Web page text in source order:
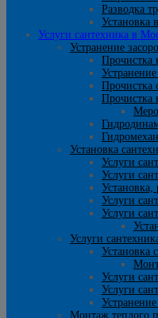
Разводка
Установка
Услуги сантехника в
Устранение
Прочистка
Прочистка
Прочистка
Установка
Услуги
Услуги
Установка,
Услуги
Услуги
Услуги
Установка
Услуги
Услуги
Монтаж теплого